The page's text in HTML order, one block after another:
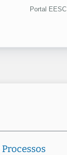
Portal EESC